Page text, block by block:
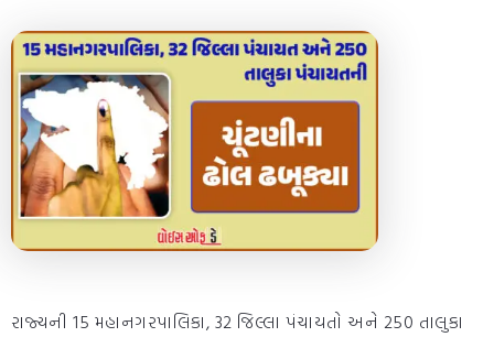
રાજ્યની 15 મહાનગરપાલિકા, 32 જિલ્લા પંચાયતો અને 250 તાલુકા